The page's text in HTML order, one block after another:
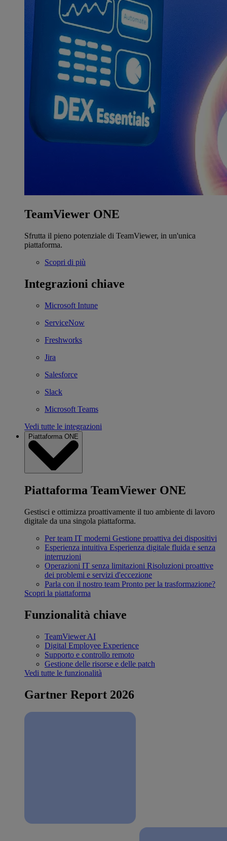
TeamViewer ONE
Sfrutta il pieno potenziale di TeamViewer, in un'unica
piattaforma.
Scopri di più
Integrazioni chiave
Microsoft Intune
ServiceNow
Freshworks
Jira
Salesforce
Slack
Microsoft Teams
Vedi tutte le integrazioni
Piattaforma ONE
Piattaforma TeamViewer ONE
Gestisci e ottimizza proattivamente il tuo ambiente di lavoro
digitale da una singola piattaforma.
Per team IT moderni Gestione proattiva dei dispositivi
Esperienza intuitiva Esperienza digitale fluida e senza
interruzioni
Operazioni IT senza limitazioni Risoluzioni proattive
dei problemi e servizi d'eccezione
Parla con il nostro team Pronto per la trasformazione?
Scopri la piattaforma
Funzionalità chiave
TeamViewer AI
Digital Employee Experience
Supporto e controllo remoto
Gestione delle risorse e delle patch
Vedi tutte le funzionalità
Gartner Report 2026